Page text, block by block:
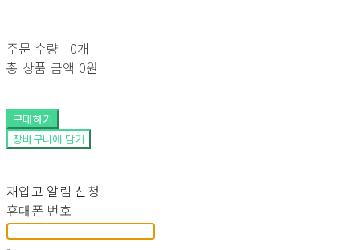
주문 수량
0개
총 상품 금액 0원
구매하기
장바구니에 담기
재입고 알림 신청
휴대폰 번호